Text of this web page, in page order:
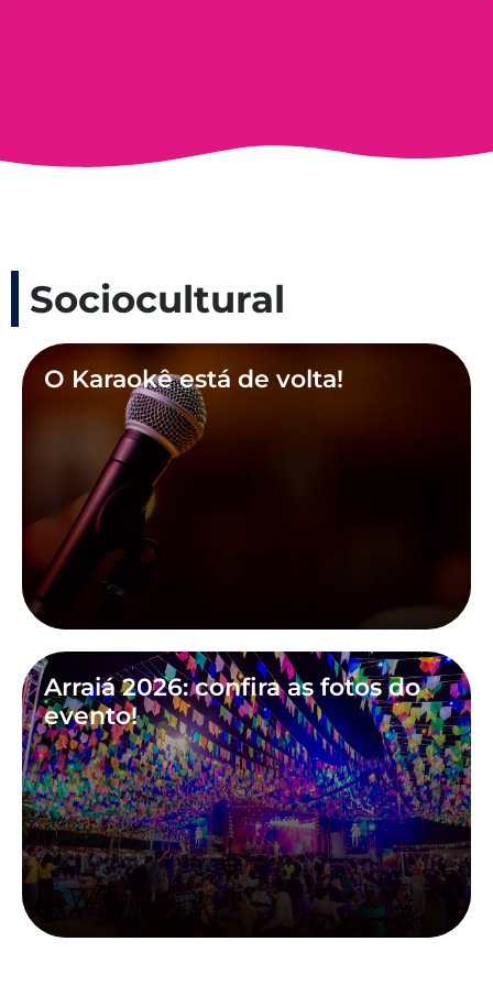
Sociocultural
O Karaokê está de volta!
Arraiá 2026: confira as fotos do
evento!